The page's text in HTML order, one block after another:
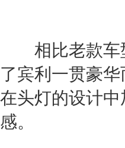
相比老款车
了宾利 一贯豪
在头灯的设计中
感。